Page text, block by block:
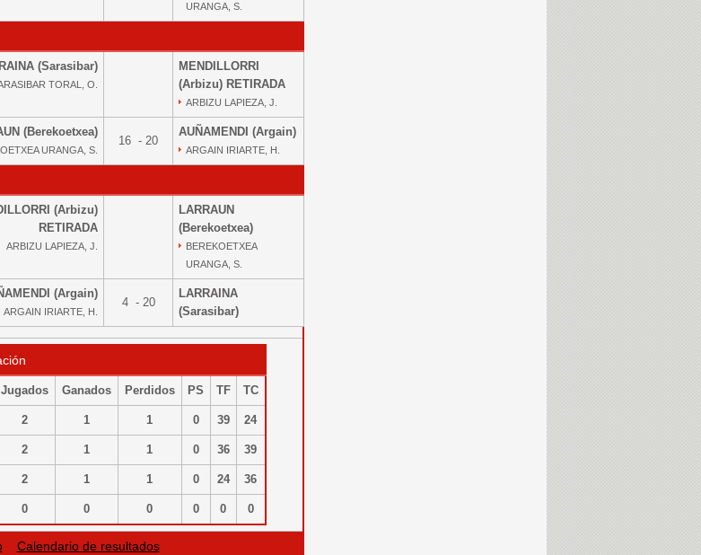
URANGA, S.
(Sarasibar)
TORAL, O.
MENDILLORRI
(Arbizu) RETIRADA
ARBIZU LAPIEZA, J.
(Berekoetxea)
URANGA, S.
16 - 20
AUÑAMENDI (Argain)
ARGAIN IRIARTE, H.
(Arbizu)
RETIRADA
ARBIZU LAPIEZA, J.
LARRAUN
(Berekoetxea)
BEREKOETXEA
URANGA, S.
(Argain)
ARGAIN IRIARTE, H.
4 - 20
LARRAINA
(Sarasibar)
Jugados Ganados Perdidos PS TF TC
2 1 1 0 39 24
2 1 1 0 36 39
2 1 1 0 24 36
0 0 0 0 0 0
Calendario de resultados